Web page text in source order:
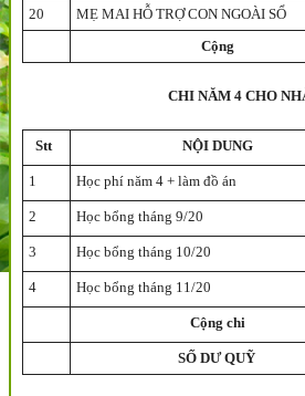
20
MẸ MAI HỖ TRỢ CON NGOÀI SỔ
Cộng
CHI NĂM 4 CHO
Stt NỘI DUNG
1 Học phí năm 4 + làm đồ án
2 Học bổng tháng 9/20
3 Học bổng tháng 10/20
4 Học bổng tháng 11/20
Cộng chi
SỐ DƯ QUỸ